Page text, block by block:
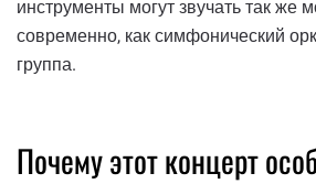
инструменты могут звучать так же
современно, как симфонический
группа.
Почему этот концерт